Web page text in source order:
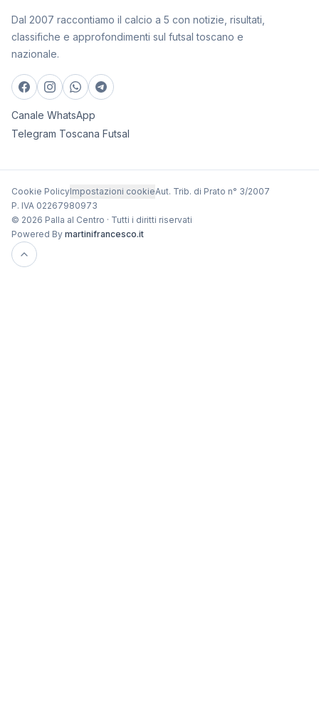
Dal 2007 raccontiamo il calcio a 5 con notizie, risultati,
classifiche e approfondimenti sul futsal toscano e
nazionale.
Canale WhatsApp
Telegram Toscana Futsal
Cookie PolicyImpostazioni cookieAut. Trib. di Prato n° 3/2007
P. IVA 02267980973
© 2026 Palla al Centro · Tutti i diritti riservati
Powered By martinifrancesco.it